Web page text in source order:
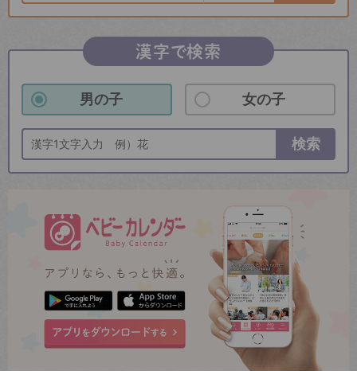
漢字で検索
男の子 女の子
検索